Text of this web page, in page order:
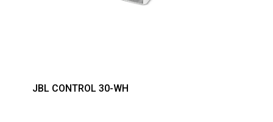
JBL CONTROL 30-WH